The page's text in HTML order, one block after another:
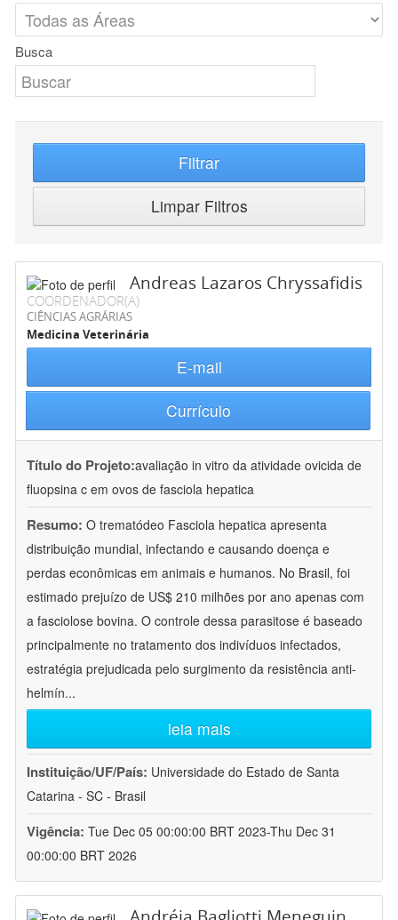
Busca
Filtrar
Limpar Filtros
Andreas Lazaros Chryssafidis
COORDENADOR(A)
CIÊNCIAS AGRÁRIAS
Medicina Veterinária
E-mail
Currículo
Título do Projeto:avaliação in vitro da atividade ovicida de
fluopsina c em ovos de fasciola hepatica
Resumo: O trematódeo Fasciola hepatica apresenta
distribuição mundial, infectando e causando doença e
perdas econômicas em animais e humanos. No Brasil, foi
estimado prejuízo de US$ 210 milhões por ano apenas com
a fasciolose bovina. O controle dessa parasitose é baseado
principalmente no tratamento dos indivíduos infectados,
estratégia prejudicada pelo surgimento da resistência anti-
helmín...
leia mais
Instituição/UF/País: Universidade do Estado de Santa
Catarina - SC - Brasil
Vigência: Tue Dec 05 00:00:00 BRT 2023-Thu Dec 31
00:00:00 BRT 2026